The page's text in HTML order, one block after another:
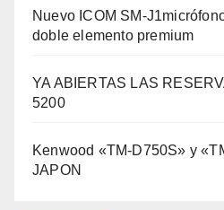
Nuevo ICOM SM-
doble elemento premium
YA ABIERTAS LAS
5200
Kenwood «TM-D750S» y
JAPON